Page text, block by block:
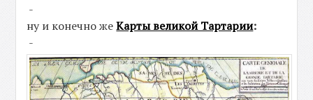
-
ну и конечно же Карты великой Тартарии:
-